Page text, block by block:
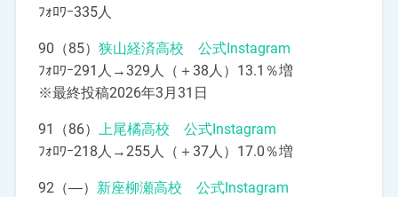
ﾌｫﾛﾜｰ335人
90（85） 狭山経済高校 公式Instagram
ﾌｫﾛﾜｰ291人→329人（＋38人）13.1％増
※最終投稿2026年3月31日
91（86） 上尾橘高校 公式Instagram
ﾌｫﾛﾜｰ218人→255人（＋37人）17.0％増
92（―） 新座柳瀬高校 公式Instagram